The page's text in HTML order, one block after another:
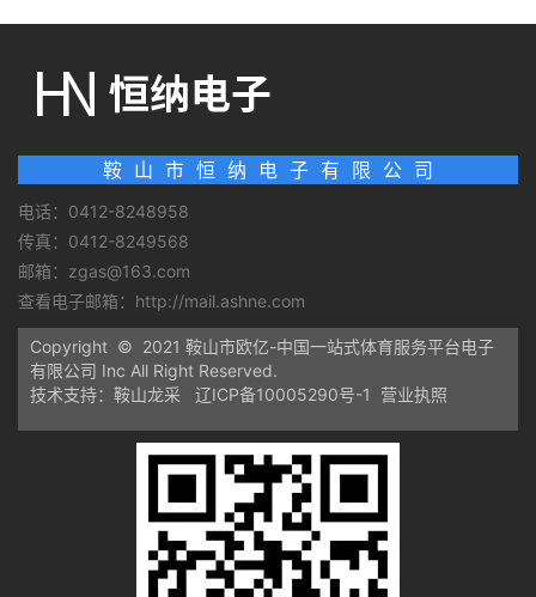
鞍 山 市 恒 纳 电 子 有 限 公 司
电话：0412-8248958
传真：0412-8249568
邮箱：zgas@163.com
查看电子邮箱： http://mail.ashne.com
Copyright © 2021 鞍山市欧亿-中国一站式体育服务平台电子
有限公司 Inc All Right Reserved.
技术支持：鞍山龙采
辽ICP备10005290号-1 营业执照